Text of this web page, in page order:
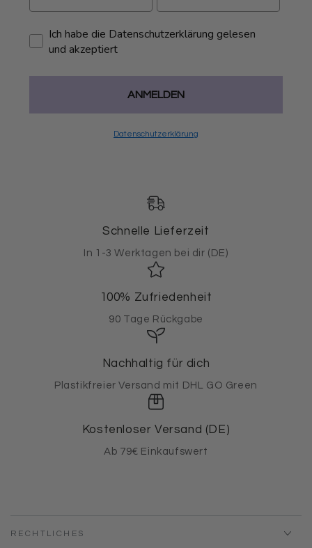
Ich habe die Datenschutzerklärung gelesen
und akzeptiert
ANMELDEN
Datenschutzerklärung
Schnelle Lieferzeit
In 1-3 Werktagen bei dir (DE)
100% Zufriedenheit
90 Tage Rückgabe
Nachhaltig für dich
Plastikfreier Versand mit DHL GO Green
Kostenloser Versand (DE)
Ab 79€ Einkaufswert
RECHTLICHES